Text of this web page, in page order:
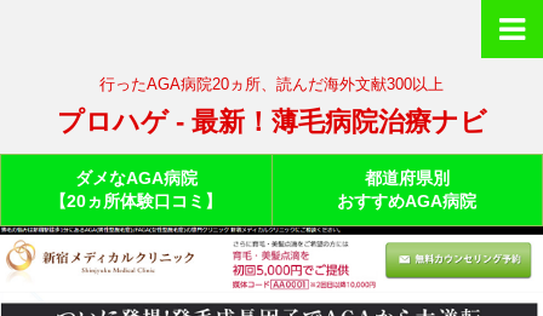
行ったAGA病院20ヵ所、読んだ海外文献300以上
プロハゲ - 最新！薄毛病院治療ナビ
ダメなAGA病院
【20ヵ所体験口コミ】
都道府県別
おすすめAGA病院